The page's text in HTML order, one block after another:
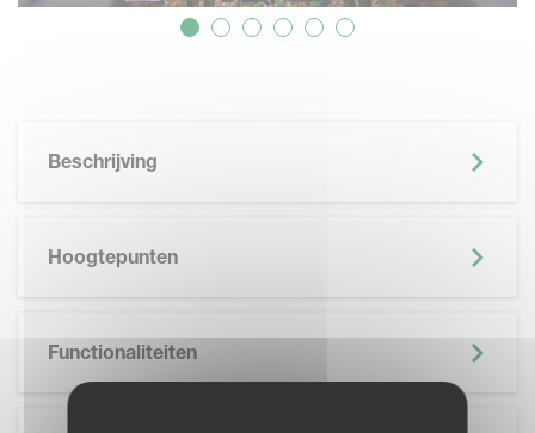
Beschrijving
Hoogtepunten
Functionaliteiten